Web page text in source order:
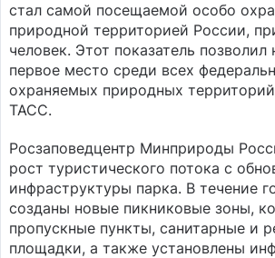
стал самой посещаемой особо
природной территорией России,
человек. Этот показатель позволил
первое место среди всех
охраняемых природных
ТАСС.
Росзаповедцентр Минприроды
рост туристического потока с
инфраструктуры парка. В течение
созданы новые пикниковые зоны,
пропускные пункты, санитарные и
площадки, а также установлены